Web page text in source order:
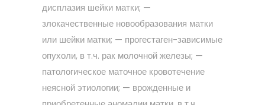
дисплазия шейки матки; —
злокачественные новообразования матки
или шейки матки; — прогестаген-зависимые
опухоли, в т.ч. рак молочной железы; —
патологическое маточное кровотечение
неясной этиологии; — врожденные и